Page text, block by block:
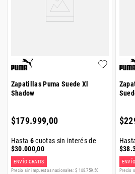
Zapatillas Puma Suede Xl
Shadow
$179.999,00
Hasta 6cuotas sin interés de
$30.000,00
ENVÍO GRATIS
Precio sin impuestos nacionales: $ 148.759,50
$
$38.
Precio